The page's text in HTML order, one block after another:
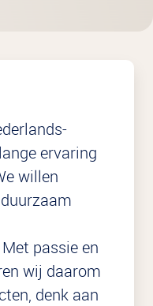
ervaring
willen
passie en
wij daarom
denk aan